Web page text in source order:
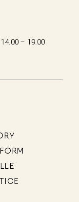
– 19.00